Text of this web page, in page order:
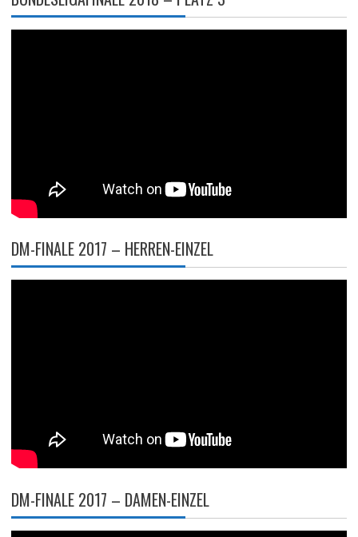
DM-FINALE 2017 – HERREN-EINZEL
DM-FINALE 2017 – DAMEN-EINZEL